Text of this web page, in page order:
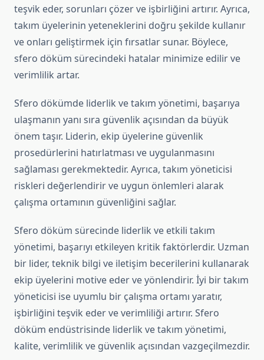
teşvik eder, sorunları çözer ve işbirliğini artırır. Ayrıca,
takım üyelerinin yeteneklerini doğru şekilde kullanır
ve onları geliştirmek için fırsatlar sunar. Böylece,
sfero döküm sürecindeki hatalar minimize edilir ve
verimlilik artar.
Sfero dökümde liderlik ve takım yönetimi, başarıya
ulaşmanın yanı sıra güvenlik açısından da büyük
önem taşır. Liderin, ekip üyelerine güvenlik
prosedürlerini hatırlatması ve uygulanmasını
sağlaması gerekmektedir. Ayrıca, takım yöneticisi
riskleri değerlendirir ve uygun önlemleri alarak
çalışma ortamının güvenliğini sağlar.
Sfero döküm sürecinde liderlik ve etkili takım
yönetimi, başarıyı etkileyen kritik faktörlerdir. Uzman
bir lider, teknik bilgi ve iletişim becerilerini kullanarak
ekip üyelerini motive eder ve yönlendirir. İyi bir takım
yöneticisi ise uyumlu bir çalışma ortamı yaratır,
işbirliğini teşvik eder ve verimliliği artırır. Sfero
döküm endüstrisinde liderlik ve takım yönetimi,
kalite, verimlilik ve güvenlik açısından vazgeçilmezdir.